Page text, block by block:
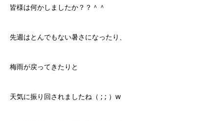
皆様は何かしましたか？？＾＾
先週はとんでもない暑さになったり、
梅雨が戻ってきたりと
天気に振り回されましたね（ ; ; ）w